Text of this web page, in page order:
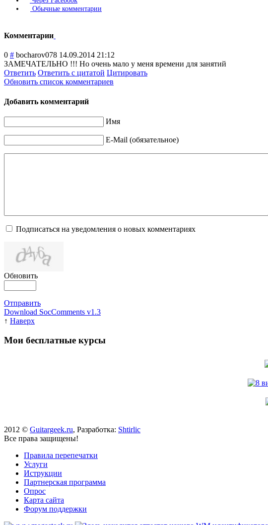
Обычные комментарии
Комментарии
0 # bocharov078 14.09.2014 21:12
ЗАМЕЧАТЕЛЬНО !!! Но очень мало у меня времени для занятий
Ответить Ответить с цитатой Цитировать
Обновить список комментариев
Добавить комментарий
Имя
E-Mail (обязательное)
Подписаться на уведомления о новых комментариях
Обновить
Отправить
Download SocComments v1.3
↑ Наверх
Мои бесплатные курсы
2012 © Guitargeek.ru, Разработка: Shtirlic
Все права защищены!
Правила перепечатки
Услуги
Иструкции
Партнерская программа
Опрос
Карта сайта
Форум поддержки